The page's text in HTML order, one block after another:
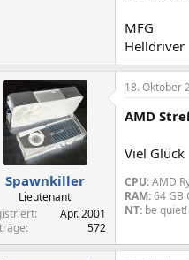
MFG
Helldriver
Spawnkiller
Lieutenant
Apr. 2001
572
18. Oktober
AMD
Viel Glück
CPU:AMD
RAM:64 GB
NT: be quiet!